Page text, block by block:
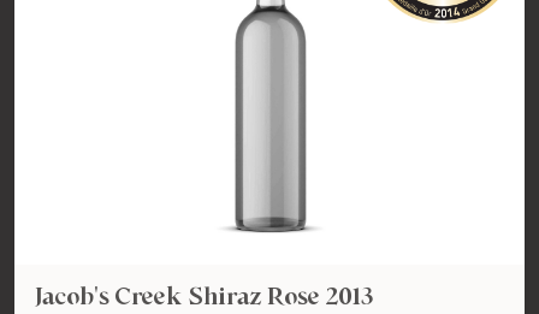
Jacob's Creek Shiraz Rose 2013